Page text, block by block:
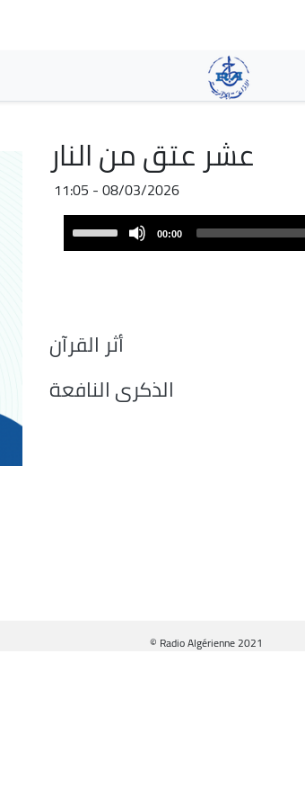
contenu
principal
عشر عتق من النار
08/03/2026 - 11:05
Player
00:00
increase
or
volume.
أثر القرآن
الذكرى النافعة
© Radio Algérienne 2021